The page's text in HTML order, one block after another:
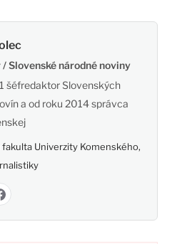
Slovenské národné noviny
šéfredaktor Slovenských
a od roku 2014 správca
fakulta Univerzity Komenského,